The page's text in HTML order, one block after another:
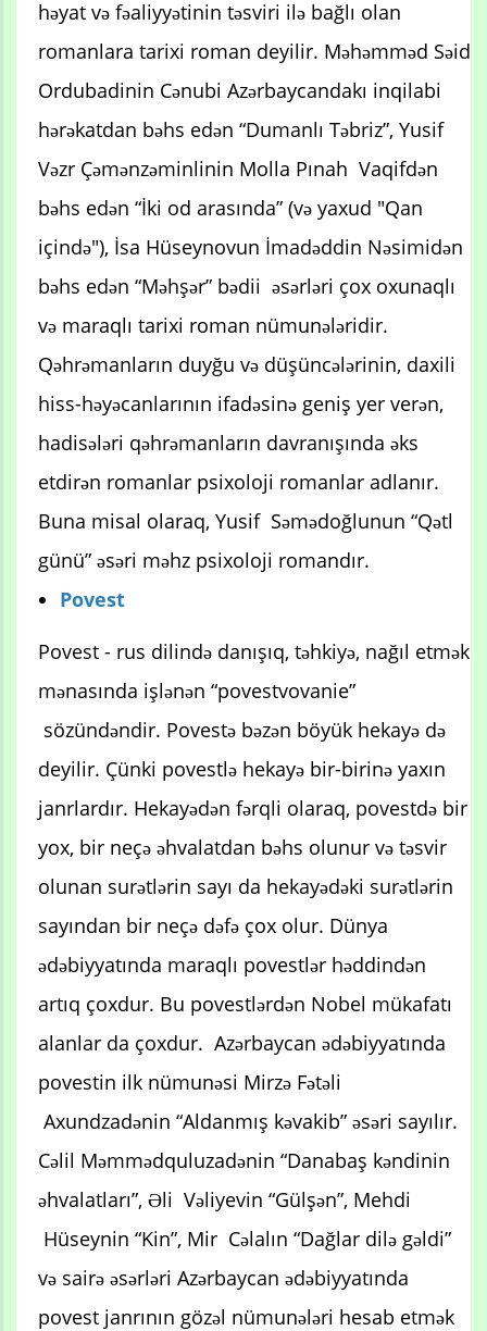
həyat və fəaliyyətinin təsviri ilə bağlı olan
romanlara tarixi roman deyilir. Məhəmməd Səid
Ordubadinin Cənubi Azərbaycandakı inqilabi
hərəkatdan bəhs edən “Dumanlı Təbriz”, Yusif
Vəzr Çəmənzəminlinin Molla Pınah Vaqifdən
bəhs edən “İki od arasında” (və yaxud "Qan
içində"), İsa Hüseynovun İmadəddin Nəsimidən
bəhs edən “Məhşər” bədii əsərləri çox oxunaqlı
və maraqlı tarixi roman nümunələridir.
Qəhrəmanların duyğu və düşüncələrinin, daxili
hiss-həyəcanlarının ifadəsinə geniş yer verən,
hadisələri qəhrəmanların davranışında əks
etdirən romanlar psixoloji romanlar adlanır.
Buna misal olaraq, Yusif Səmədoğlunun “Qətl
günü” əsəri məhz psixoloji romandır.
Povest
Povest - rus dilində danışıq, təhkiyə, nağıl etmək
mənasında işlənən “povestvovanie”
sözündəndir. Povestə bəzən böyük hekayə də
deyilir. Çünki povestlə hekayə bir-birinə yaxın
janrlardır. Hekayədən fərqli olaraq, povestdə bir
yox, bir neçə əhvalatdan bəhs olunur və təsvir
olunan surətlərin sayı da hekayədəki surətlərin
sayından bir neçə dəfə çox olur. Dünya
ədəbiyyatında maraqlı povestlər həddindən
artıq çoxdur. Bu povestlərdən Nobel mükafatı
alanlar da çoxdur. Azərbaycan ədəbiyyatında
povestin ilk nümunəsi Mirzə Fətəli
Axundzadənin “Aldanmış kəvakib” əsəri sayılır.
Cəlil Məmmədquluzadənin “Danabaş kəndinin
əhvalatları”, Əli Vəliyevin “Gülşən”, Mehdi
Hüseynin “Kin”, Mir Cəlalın “Dağlar dilə gəldi”
və sairə əsərləri Azərbaycan ədəbiyyatında
povest janrının gözəl nümunələri hesab etmək